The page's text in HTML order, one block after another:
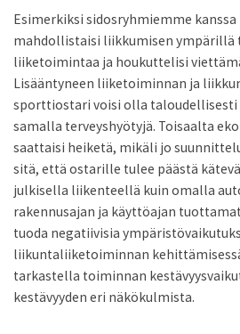
Esimerkiksi sidosryhmiemme
mahdollistaisi liikku­misen ympärillä
liiketoimintaa ja houkuttelisi
Lisääntyneen liiketoiminnan ja
sporttiostari voisi olla taloudellisesti
samalla terveyshyötyjä. Toisaalta
saattaisi heiketä, mikäli jo
sitä, että ostarille tulee päästä
julkisella liikenteellä kuin omalla
rakennusajan ja käyttöajan
tuoda negatiivisia
liikuntaliiketoiminnan
tarkastella toiminnan
kestävyyden eri näkökulmista.